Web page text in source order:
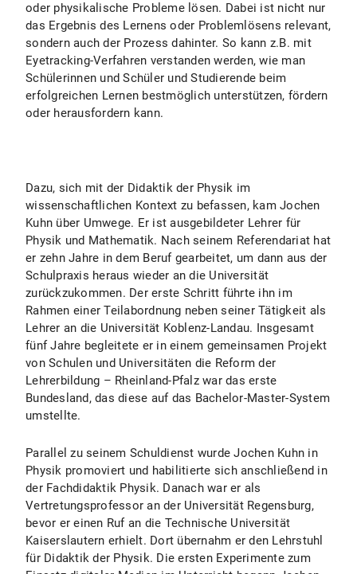
oder physikalische Probleme lösen. Dabei ist nicht nur
das Ergebnis des Lernens oder Problemlösens relevant,
sondern auch der Prozess dahinter. So kann z.B. mit
Eyetracking-Verfahren verstanden werden, wie man
Schülerinnen und Schüler und Studierende beim
erfolgreichen Lernen bestmöglich unterstützen, fördern
oder herausfordern kann.
Dazu, sich mit der Didaktik der Physik im
wissenschaftlichen Kontext zu befassen, kam Jochen
Kuhn über Umwege. Er ist ausgebildeter Lehrer für
Physik und Mathematik. Nach seinem Referendariat hat
er zehn Jahre in dem Beruf gearbeitet, um dann aus der
Schulpraxis heraus wieder an die Universität
zurückzukommen. Der erste Schritt führte ihn im
Rahmen einer Teilabordnung neben seiner Tätigkeit als
Lehrer an die Universität Koblenz-Landau. Insgesamt
fünf Jahre begleitete er in einem gemeinsamen Projekt
von Schulen und Universitäten die Reform der
Lehrerbildung – Rheinland-Pfalz war das erste
Bundesland, das diese auf das Bachelor-Master-System
umstellte.
Parallel zu seinem Schuldienst wurde Jochen Kuhn in
Physik promoviert und habilitierte sich anschließend in
der Fachdidaktik Physik. Danach war er als
Vertretungsprofessor an der Universität Regensburg,
bevor er einen Ruf an die Technische Universität
Kaiserslautern erhielt. Dort übernahm er den Lehrstuhl
für Didaktik der Physik. Die ersten Experimente zum